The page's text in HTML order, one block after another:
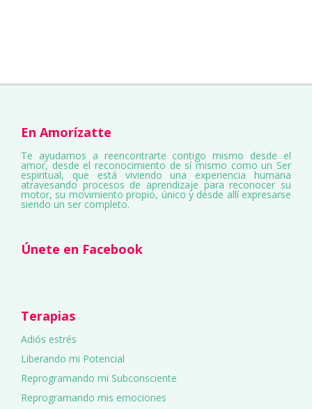
En Amorízatte
Te ayudamos a reencontrarte contigo mismo desde el
amor, desde el reconocimiento de sí mismo como un Ser
espiritual, que está viviendo una experiencia humana
atravesando procesos de aprendizaje para reconocer su
motor, su movimiento propio, único y desde allí expresarse
siendo un ser completo.
Únete en Facebook
Terapias
Adiós estrés
Liberando mi Potencial
Reprogramando mi Subconsciente
Reprogramando mis emociones